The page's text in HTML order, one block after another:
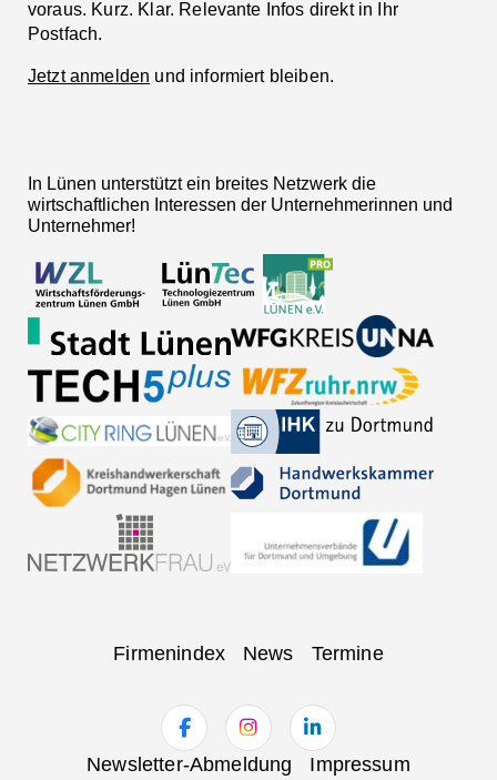
voraus. Kurz. Klar. Relevante Infos direkt in Ihr
Postfach.
Jetzt anmelden und informiert bleiben.
In Lünen unterstützt ein breites Netzwerk die
wirtschaftlichen Interessen der Unternehmerinnen und
Unternehmer!
Firmenindex News Termine
NavigationNewsletter-Abmeldung Impressum